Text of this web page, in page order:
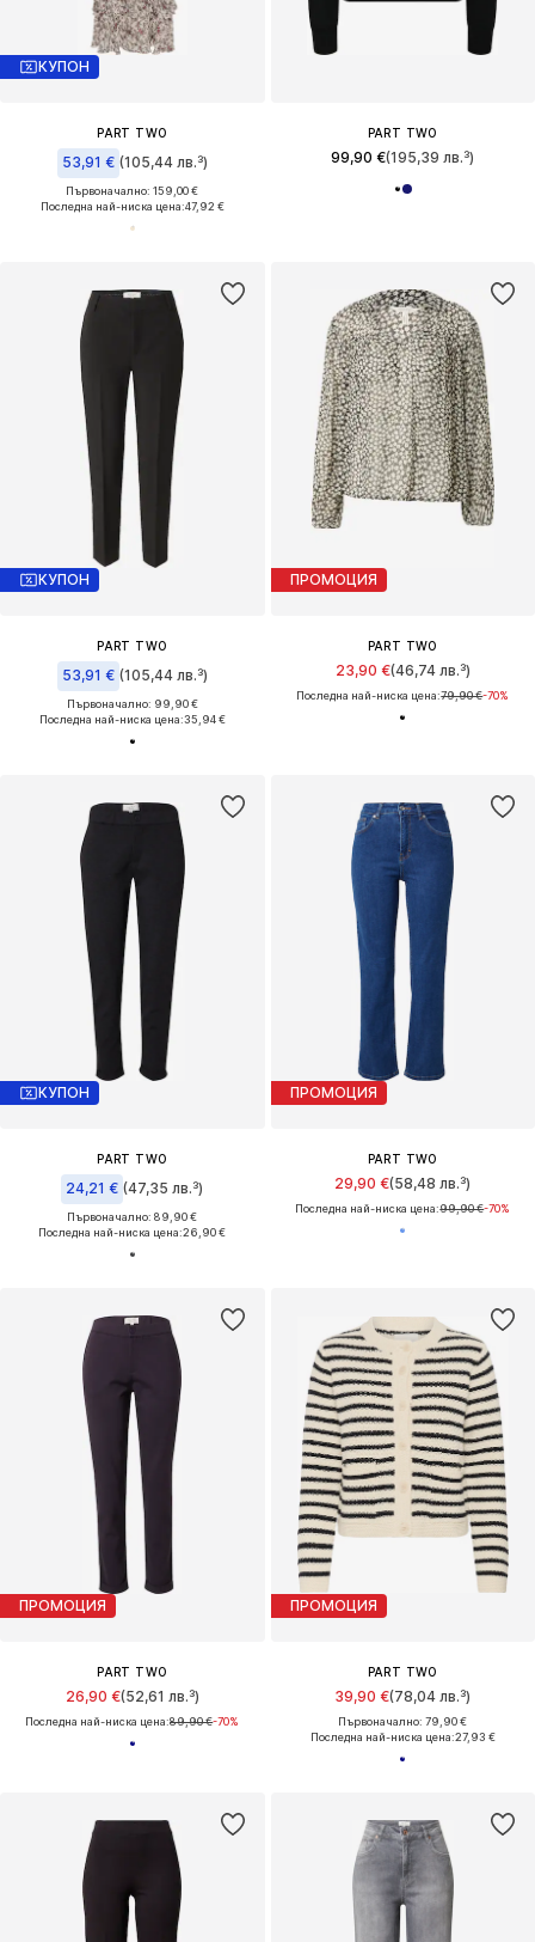
КУПОН
PART TWO
53,91 € (105,44 лв.³)
Първоначално: 159,00 €
Последна най-ниска цена:47,92 €
PART TWO
99,90 €(195,39 лв.³)
КУПОН
PART TWO
53,91 € (105,44 лв.³)
Първоначално: 99,90 €
Последна най-ниска цена:35,94 €
ПРОМОЦИЯ
PART TWO
23,90 €(46,74 лв.³)
Последна най-ниска цена:79,90 €-70%
КУПОН
PART TWO
24,21 € (47,35 лв.³)
Първоначално: 89,90 €
Последна най-ниска цена:26,90 €
ПРОМОЦИЯ
PART TWO
29,90 €(58,48 лв.³)
Последна най-ниска цена:99,90 €-70%
ПРОМОЦИЯ
PART TWO
26,90 €(52,61 лв.³)
Последна най-ниска цена:89,90 €-70%
ПРОМОЦИЯ
PART TWO
39,90 €(78,04 лв.³)
Първоначално: 79,90 €
Последна най-ниска цена:27,93 €